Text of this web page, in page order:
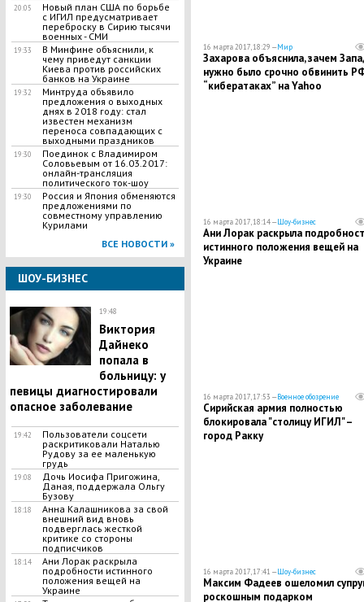
20:05
Новый план США по борьбе
с ИГИЛ предусматривает
переброску в Сирию тысячи
военных - СМИ
19:33
В Минфине объяснили, к
чему приведут санкции
Киева против российских
банков на Украине
19:32
​Минтруда объявило
предложения о выходных
днях в 2018 году: стал
известен механизм
переноса совпадающих с
выходными праздников
19:30
Поединок с Владимиром
Соловьевым от 16.03.2017:
онлайн-трансляция
политического ток-шоу
19:30
Россия и Япония обменяются
предложениями по
совместному управлению
Курилами
ВСЕ НОВОСТИ »
ШОУ-БИЗНЕС
19:48
Виктория
Дайнеко
попала в
больницу: у
певицы диагностировали
опасное заболевание
19:42
Пользователи соцсети
раскритиковали Наталью
Рудову за ее маленькую
грудь
19:08
Дочь Иосифа Пригожина,
Даная, поддержала Ольгу
Бузову
18:18
Анна Калашникова за свой
внешний вид вновь
подверглась жесткой
критике со стороны
подписчиков
18:14
Ани Лорак раскрыла
подробности истинного
положения вещей на
Украине
16 марта 2017, 18:29 —Мир
Захарова объяснила, зачем
нужно было срочно обвинить
“кибератаках” на Yahoo
16 марта 2017, 18:14 —Шоу-бизнес
Ани Лорак раскрыла
истинного положения вещей на
Украине
16 марта 2017, 17:53 —Военное обозрение
Сирийская армия полностью
блокировала "столицу ИГИЛ" –
город Ракку
16 марта 2017, 17:41 —Шоу-бизнес
Максим Фадеев ошеломил
роскошным подарком